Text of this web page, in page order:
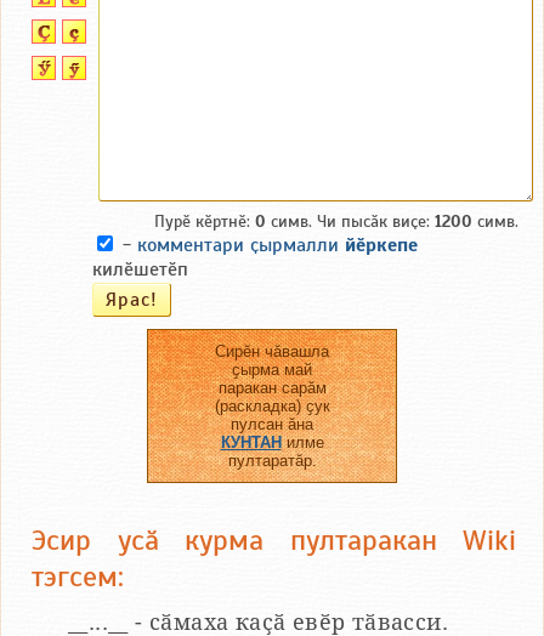
Пурӗ кӗртнӗ: 0 симв. Чи пысӑк виҫе: 1200 симв.
- комментари ҫырмалли йӗркепе
килӗшетӗп
Сирӗн чӑвашла
ҫырма май
паракан сарӑм
(раскладка) ҫук
пулсан ӑна
КУНТАНилме
пултаратӑр.
Эсир усӑ курма пултаракан Wiki
тэгсем:
__...__ - сӑмаха каҫӑ евӗр тӑвасси.